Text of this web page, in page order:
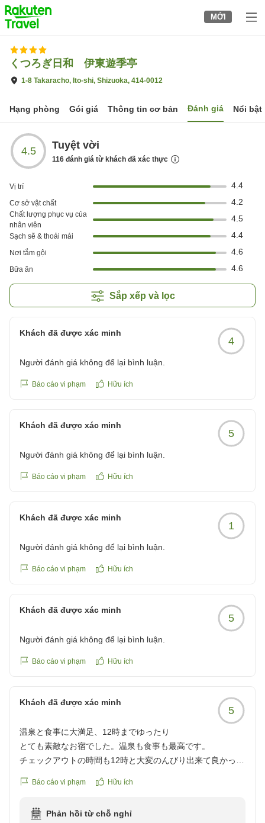
to
top
page
MỚI
くつろぎ日和 伊東遊季亭
1-8 Takaracho, Ito-shi, Shizuoka, 414-0012
Hạng phòng Gói giá Thông tin cơ bản Đánh giá Nổi bật
4.5 Tuyệt vời
116 đánh giá từ khách đã xác thực
Vị trí 4.4
Cơ sở vật chất 4.2
Chất lượng phục vụ của
nhân viên
4.5
Sạch sẽ & thoải mái 4.4
Nơi tắm gội 4.6
Bữa ăn 4.6
Sắp xếp và lọc
Khách đã được xác minh
4
Người đánh giá không để lại bình luận.
Báo cáo vi phạm Hữu ích
Khách đã được xác minh
5
Người đánh giá không để lại bình luận.
Báo cáo vi phạm Hữu ích
Khách đã được xác minh
1
Người đánh giá không để lại bình luận.
Báo cáo vi phạm Hữu ích
Khách đã được xác minh
5
Người đánh giá không để lại bình luận.
Báo cáo vi phạm Hữu ích
Khách đã được xác minh
5
温泉と食事に大満足、12時までゆったり
とても素敵なお宿でした。温泉も食事も最高です。
チェックアウトの時間も12時と大変のんびり出来て良かった
他の画像やクチコミの詳細はこちらから
reviewId=33123478180593
Báo cáo vi phạm Hữu ích
Phản hồi từ chỗ nghỉ